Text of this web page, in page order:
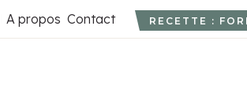
A propos Contact RECETTE :